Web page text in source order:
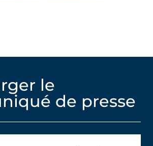
le
de presse